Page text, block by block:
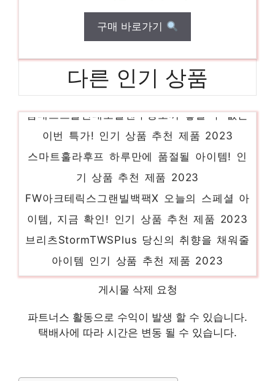
구매 바로가기
다른 인기 상품
스카닉mv 놀라운 당신을 위한 최고의 선택
인기 상품 추천 제품 2023
스위치위쳐 당신만의 특별한 아이템! 인기 상
품 추천 제품 2023
게시물 삭제 요청
파트너스 활동으로 수익이 발생 할 수 있습니다.
택배사에 따라 시간은 변동 될 수 있습니다.